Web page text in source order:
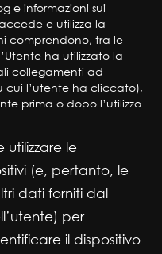
e informazioni sui
e utilizza la
comprendono, tra le
ha utilizzato la
collegamenti ad
cui l’utente ha cliccato),
prima o dopo l’utilizzo
utilizzare le
(e, pertanto, le
dati forniti dal
per
il dispositivo